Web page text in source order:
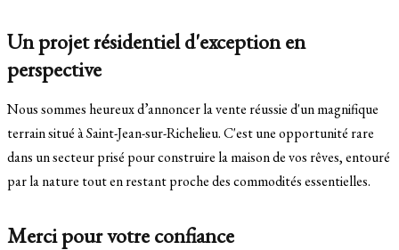
Un projet résidentiel d'exception en
perspective
Nous sommes heureux d’annoncer la vente réussie d'un magnifique
terrain situé à Saint-Jean-sur-Richelieu. C'est une opportunité rare
dans un secteur prisé pour construire la maison de vos rêves, entouré
par la nature tout en restant proche des commodités essentielles.
Merci pour votre confiance